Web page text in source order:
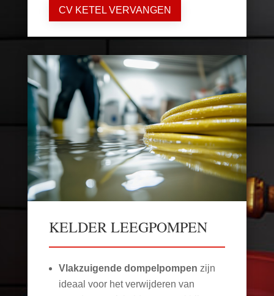
CV KETEL VERVANGEN
KELDER LEEGPOMPEN
Vlakzuigende dompelpompen zijn
ideaal voor het verwijderen van